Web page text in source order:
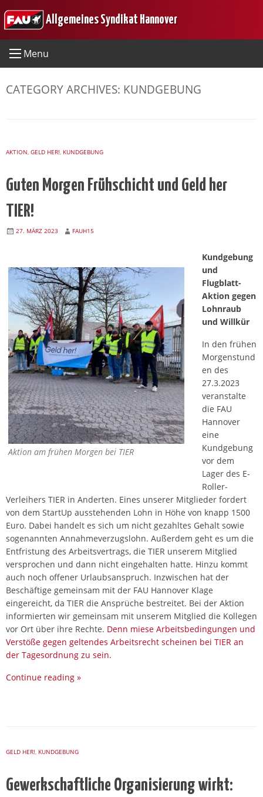
to
Allgemeines Syndikat Hannover
Menu
CATEGORY ARCHIVES: KUNDGEBUNG
AKTION, GELD HER!, KUNDGEBUNG
Guten Morgen Frühschicht und Geld her
TIER!
27. MÄRZ 2023 FAUH15
Aktion am frühen Morgen bei TIER
Kundgebung
und
Flugblatt-
Aktion gegen
Lohnraub
und Willkür
In den frühen
Morgenstund
en des
27.3.2023
veranstalte
die FAU
Hannover
eine
Kundgebung
vor dem
Lager des E-
Roller-
Verleihers TIER in Anderten. Eines unserer Mitglieder fordert
von dem StartUp ausstehenden Lohn in Höhe von knapp 1500
Euro. Dabei handelt es sich um nicht gezahltes Gehalt sowie
sogenannten Annahmeverzugslohn. Außerdem geht es um die
Entfristung des Arbeitsvertrags, die TIER unserem Mitglied
versprochen und dann nicht eingehalten hatte. Hinzu kommt
auch noch offener Urlaubsanspruch. Inzwischen hat der
Beschäftige gemeinsam mit der FAU Hannover Klage
eingereicht, da TIER die Ansprüche bestreitet. Bei der Aktion
informierten wir gemeinsam mit unserem Mitglied die Kollegen
vor Ort über ihre Rechte. Denn miese Arbeitsbedingungen und
Verstöße gegen geltendes Arbeitsrecht scheinen bei TIER an
der Tagesordnung zu sein.
Continue reading »
GELD HER!, KUNDGEBUNG
Gewerkschaftliche Organisierung wirkt: